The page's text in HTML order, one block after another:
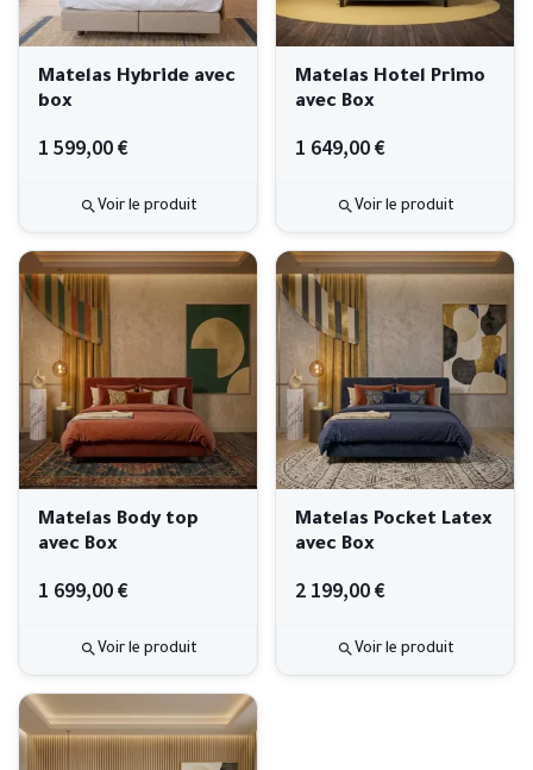
Matelas Hybride avec
box
1 599,00 €
Voir le produit
Matelas Hotel Primo
avec Box
1 649,00 €
Voir le produit
Matelas Body top
avec Box
1 699,00 €
Voir le produit
Matelas Pocket Latex
avec Box
2 199,00 €
Voir le produit